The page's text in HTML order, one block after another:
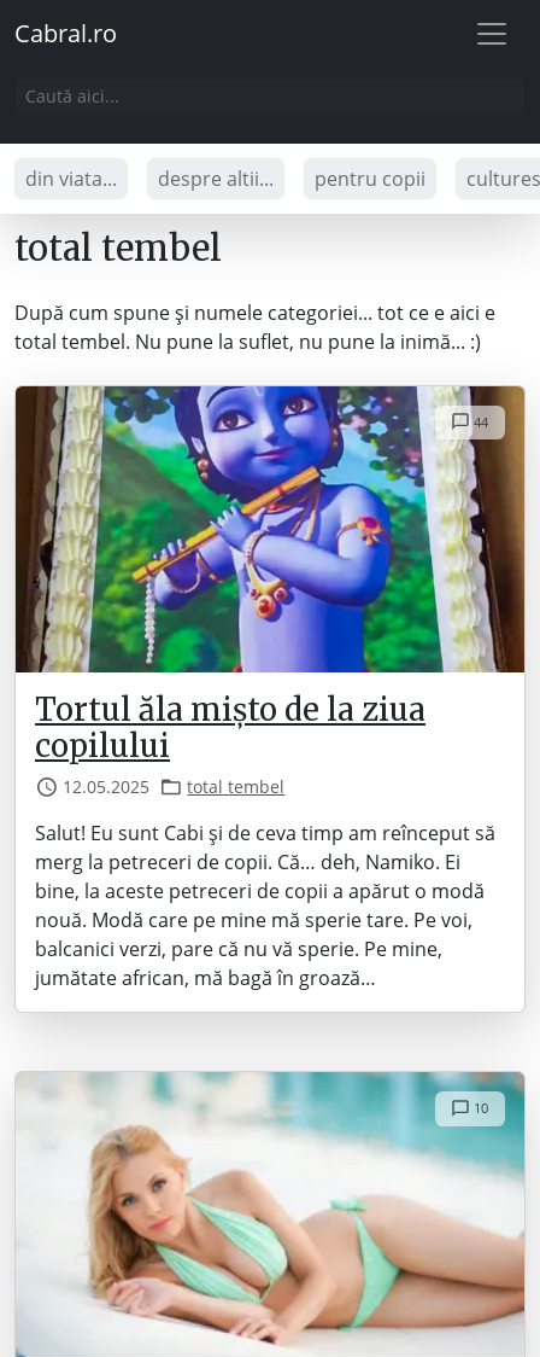
Cabral.ro
din viata... despre altii... pentru copii
total tembel
După cum spune și numele categoriei... tot ce e aici e
total tembel. Nu pune la suflet, nu pune la inimă... :)
44
Tortul ăla mișto de la ziua
copilului
12.05.2025 total tembel
Salut! Eu sunt Cabi și de ceva timp am reînceput să
merg la petreceri de copii. Că… deh, Namiko. Ei
bine, la aceste petreceri de copii a apărut o modă
nouă. Modă care pe mine mă sperie tare. Pe voi,
balcanici verzi, pare că nu vă sperie. Pe mine,
jumătate african, mă bagă în groază…
10